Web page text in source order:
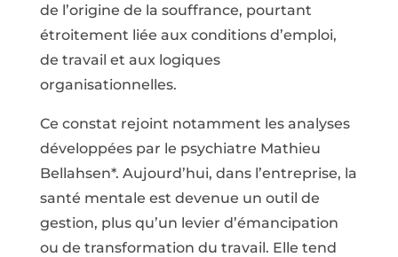
de l’origine de la souffrance, pourtant
étroitement liée aux conditions d’emploi,
de travail et aux logiques
organisationnelles.
Ce constat rejoint notamment les analyses
développées par le psychiatre Mathieu
Bellahsen*. Aujourd’hui, dans l’entreprise, la
santé mentale est devenue un outil de
gestion, plus qu’un levier d’émancipation
ou de transformation du travail. Elle tend